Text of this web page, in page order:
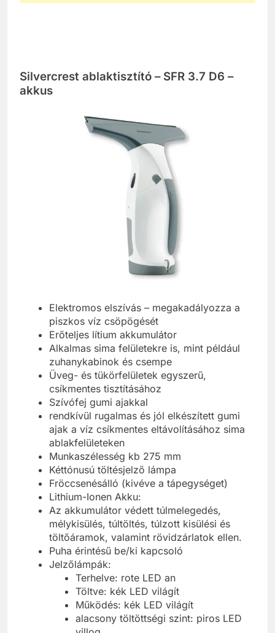
Silvercrest ablaktisztító – SFR 3.7 D6 –
akkus
Elektromos elszívás – megakadályozza a
piszkos víz csöpögését
Erőteljes lítium akkumulátor
Alkalmas sima felületekre is, mint például
zuhanykabinok és csempe
Üveg- és tükörfelületek egyszerű,
csíkmentes tisztításához
Szívófej gumi ajakkal
rendkívül rugalmas és jól elkészített gumi
ajak a víz csíkmentes eltávolításához sima
ablakfelületeken
Munkaszélesség kb 275 mm
Kéttónusú töltésjelző lámpa
Fröccsenésálló (kivéve a tápegységet)
Lithium-Ionen Akku:
Az akkumulátor védett túlmelegedés,
mélykisülés, túltöltés, túlzott kisülési és
töltőáramok, valamint rövidzárlatok ellen.
Puha érintésű be/ki kapcsoló
Jelzőlámpák:
Terhelve: rote LED an
Töltve: kék LED világít
Működés: kék LED világít
alacsony töltöttségi szint: piros LED